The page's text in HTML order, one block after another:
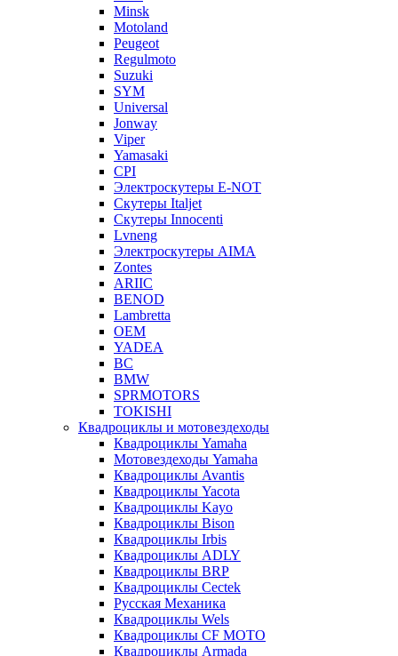
Minsk
Motoland
Peugeot
Regulmoto
Suzuki
SYM
Universal
Jonway
Viper
Yamasaki
CPI
Электроскутеры E-NOT
Скутеры Italjet
Скутеры Innocenti
Lvneng
Электроскутеры AIMA
Zontes
ARIIC
BENOD
Lambretta
OEM
YADEA
BC
BMW
SPRMOTORS
TOKISHI
Квадроциклы и мотовездеходы
Квадроциклы Yamaha
Мотовездеходы Yamaha
Квадроциклы Avantis
Квадроциклы Yacota
Квадроциклы Kayo
Квадроциклы Bison
Квадроциклы Irbis
Квадроциклы ADLY
Квадроциклы BRP
Квадроциклы Cectek
Русская Механика
Квадроциклы Wels
Квадроциклы CF MOTO
Квадроциклы Armada